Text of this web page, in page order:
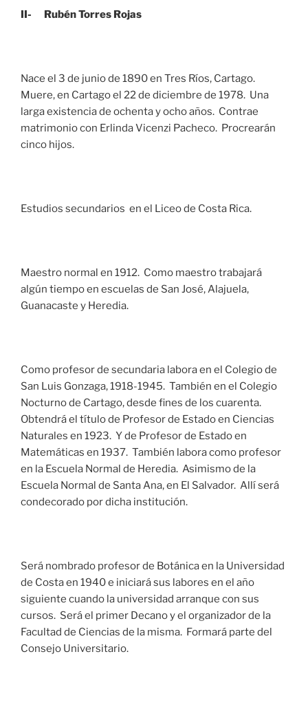
II- Rubén Torres Rojas
Nace el 3 de junio de 1890 en Tres Ríos, Cartago.
Muere, en Cartago el 22 de diciembre de 1978. Una
larga existencia de ochenta y ocho años. Contrae
matrimonio con Erlinda Vicenzi Pacheco. Procrearán
cinco hijos.
Estudios secundarios en el Liceo de Costa Rica.
Maestro normal en 1912. Como maestro trabajará
algún tiempo en escuelas de San José, Alajuela,
Guanacaste y Heredia.
Como profesor de secundaria labora en el Colegio de
San Luis Gonzaga, 1918-1945. También en el Colegio
Nocturno de Cartago, desde fines de los cuarenta.
Obtendrá el título de Profesor de Estado en Ciencias
Naturales en 1923. Y de Profesor de Estado en
Matemáticas en 1937. También labora como profesor
en la Escuela Normal de Heredia. Asimismo de la
Escuela Normal de Santa Ana, en El Salvador. Allí será
condecorado por dicha institución.
Será nombrado profesor de Botánica en la Universidad
de Costa en 1940 e iniciará sus labores en el año
siguiente cuando la universidad arranque con sus
cursos. Será el primer Decano y el organizador de la
Facultad de Ciencias de la misma. Formará parte del
Consejo Universitario.